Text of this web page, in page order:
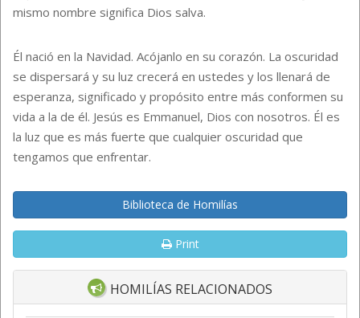
mismo nombre significa Dios salva.
Él nació en la Navidad. Acójanlo en su corazón. La oscuridad
se dispersará y su luz crecerá en ustedes y los llenará de
esperanza, significado y propósito entre más conformen su
vida a la de él. Jesús es Emmanuel, Dios con nosotros. Él es
la luz que es más fuerte que cualquier oscuridad que
tengamos que enfrentar.
Biblioteca de Homilías
Print
HOMILÍAS RELACIONADOS